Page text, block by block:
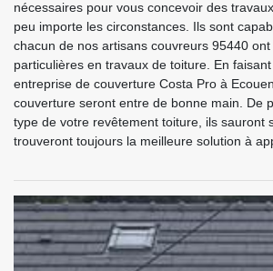
nécessaires pour vous concevoir des
peu importe les circonstances. Ils sont
chacun de nos artisans couvreurs 95440
particulières en travaux de toiture. En
entreprise de couverture Costa Pro à
couverture seront entre de bonne main. De
type de votre revêtement toiture, ils sauront
trouveront toujours la meilleure solution à